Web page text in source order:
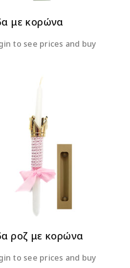
με κορώνα
to see prices and buy
ΔΙΑΒΆΣΤΕ ΠΕΡΙΣΣΌΤΕΡΑ
ροζ με κορώνα
to see prices and buy